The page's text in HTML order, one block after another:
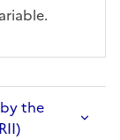
the